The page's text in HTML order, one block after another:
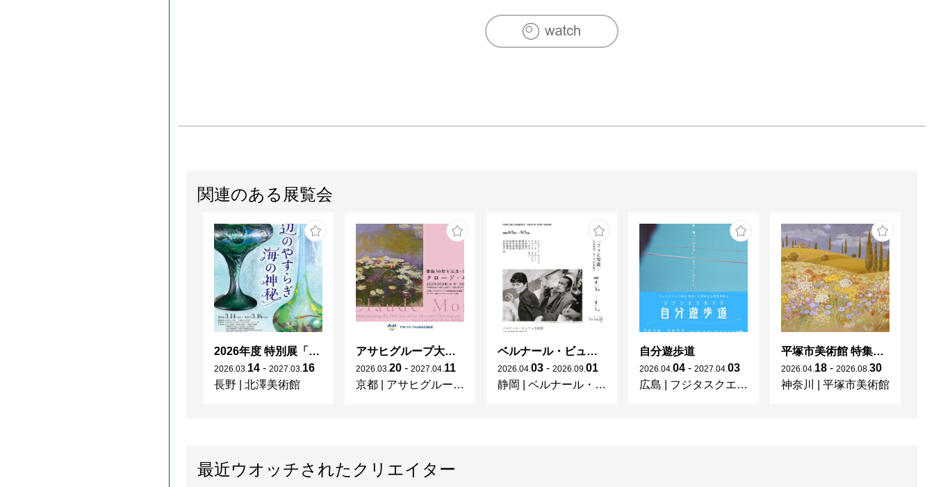
関連のある展覧会
2026年度 特別展「ガレとドーム、アール･ヌーヴォーのガラス 水辺のやすらぎ、海の神秘」
2026 03 14 - 2027 03 16
長野
北澤美術館
アサヒグループ大山崎山荘美術館 開館30周年記念展「没後100年 クロード・モネ」
2026 03 20 - 2027 04 11
京都
アサヒグループ大山崎山荘美術館
ベルナール・ビュフェと写真 ーカメラがとらえたビュフェとその時代、そして21 世紀へ
2026 04 03 - 2026 09 01
静岡
ベルナール・ビュフェ美術館
自分遊歩道
2026 04 04 - 2027 04 03
広島
フジタスクエアまるくる大野
平塚市美術館 特集展 花の表現、その多様性／特別展示 新収蔵品展
2026 04 18 - 2026 08 30
神奈川
平塚市美術館
最近ウオッチされたクリエイター